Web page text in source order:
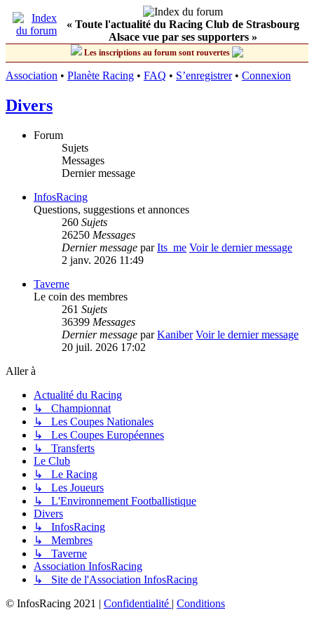
« Toute l'actualité du Racing Club de Strasbourg
Alsace vue par ses supporters »
Les inscriptions au forum sont rouvertes
Association • Planète Racing • FAQ • S’enregistrer• Connexion
Divers
Forum
Sujets
Messages
Dernier message
InfosRacing
Questions, suggestions et annonces
260 Sujets
26250 Messages
Dernier message parIts_me Voir le dernier message
2 janv. 2026 11:49
Taverne
Le coin des membres
261 Sujets
36399 Messages
Dernier message parKaniber Voir le dernier message
20 juil. 2026 17:02
Aller à
Actualité du Racing
↳ Championnat
↳ Les Coupes Nationales
↳ Les Coupes Européennes
↳ Transferts
Le Club
↳ Le Racing
↳ Les Joueurs
↳ L'Environnement Footballistique
Divers
↳ InfosRacing
↳ Membres
↳ Taverne
Association InfosRacing
↳ Site de l'Association InfosRacing
© InfosRacing 2021 | Confidentialité | Conditions